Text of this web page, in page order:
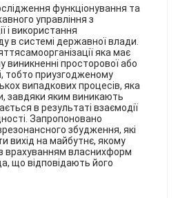
функціонування та
управління з
і використання
в системі державної влади.
яка має
виникненні просторової або
тобто приузгодженому
випадкових процесів, яка
завдяки яким виникають
в результаті взаємодії
Запропоновано
збудження, які
вихід на майбутнє, якому
врахуванням власнихформ
що відповідають його